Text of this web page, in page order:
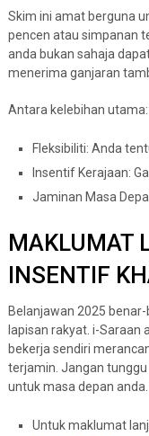
Skim ini amat berguna
pencen atau simpanan
anda bukan sahaja
menerima ganjaran
Antara kelebihan utama:
Fleksibiliti: Anda
Insentif Kerajaan:
Jaminan Masa
MAKLUMAT
INSENTIF
Belanjawan 2025
lapisan rakyat. i-Saraan
bekerja sendiri
terjamin. Jangan
untuk masa depan anda.
Untuk maklumat